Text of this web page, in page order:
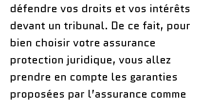
défendre vos droits et vos intérêts
devant un tribunal. De ce fait, pour
bien choisir votre assurance
protection juridique, vous allez
prendre en compte les garanties
proposées par l’assurance comme